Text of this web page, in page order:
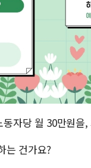
자당 월 30만원을
는 건가요?